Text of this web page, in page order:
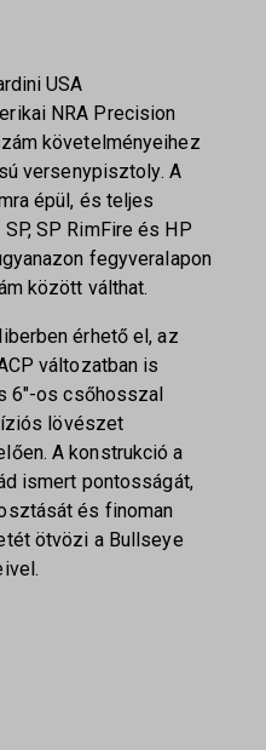
USA
NRA Precision
követelményeihez
versenypisztoly. A
épül, és teljes
SP RimFire és HP
fegyveralapon
között válthat.
érhető el, az
változatban is
6″-os csőhosszal
lövészet
A konstrukció a
ismert pontosságát,
és finoman
ötvözi a Bullseye